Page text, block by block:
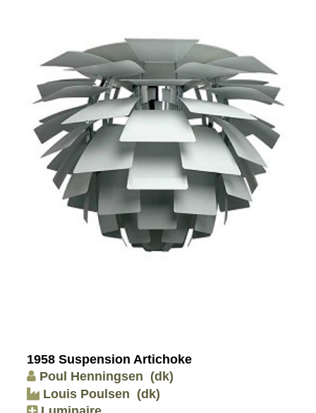
1958 Suspension Artichoke
Poul Henningsen (dk)
Louis Poulsen (dk)